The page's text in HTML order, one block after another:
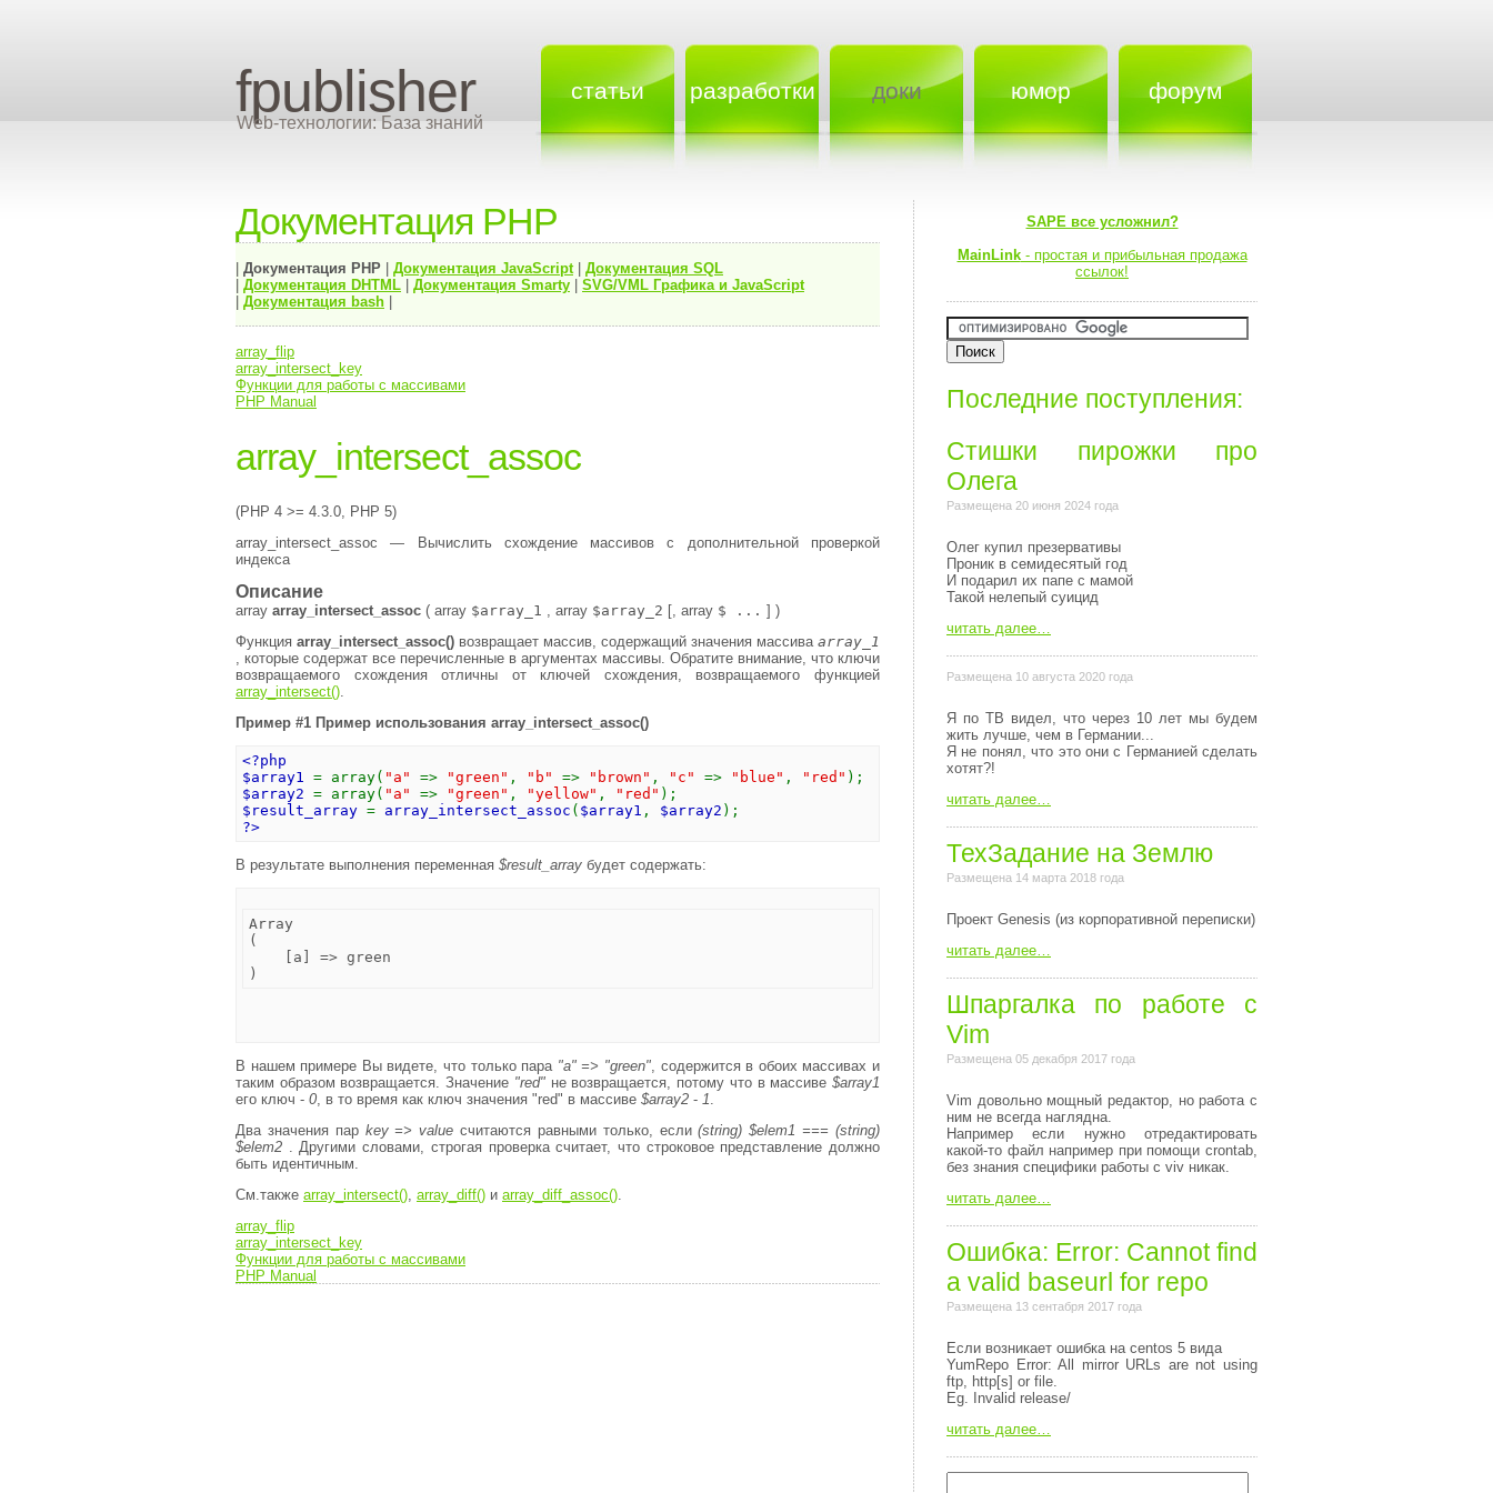
fpublisher
Web-технологии: База знаний
статьи разработки доки юмор форум
Документация PHP
Документация PHP Документация JavaScript| Документация SQL
Документация DHTML Документация Smarty
SVG/VML Графика и JavaScript
Документация bash
array_flip
array_intersect_key
Функции для работы с массивами
PHP Manual
array_intersect_assoc
(PHP 4 >= 4.3.0, PHP 5)
array_intersect_assoc — Вычислить схождение массивов с дополнительной проверкой
индекса
Описание
array array_intersect_assoc ( array $array_1 , array $array_2 [, array $ ... ] )
Функция array_intersect_assoc() возвращает массив, содержащий значения массива array_1
, которые содержат все перечисленные в аргументах массивы. Обратите внимание, что ключи
возвращаемого схождения отличны от ключей схождения, возвращаемого функцией
array_intersect().
Пример #1 Пример использования array_intersect_assoc()
<?php
$array1 = array( "a" => "green" , "b" => "brown" , "c" => "blue" , "red" );
$array2 = array( "a" => "green" , "yellow" , "red" );
$result_array = array_intersect_assoc ( $array1 , $array2 );
?>
В результате выполнения переменная $result_array будет содержать:
Array
(
    [a] => green
В нашем примере Вы видете, что только пара "a" => "green", содержится в обоих массивах и
таким образом возвращается. Значение "red"не возвращается, потому что в массиве$array1
его ключ - 0, в то время как ключ значения "red" в массиве $array2 - 1.
Два значения пар key => value считаются равными только, если(string) $elem1 === (string)
$elem2 . Другими словами, строгая проверка считает, что строковое представление должно
быть идентичным.
См.также array_intersect(), array_diff() и array_diff_assoc().
array_flip
array_intersect_key
Функции для работы с массивами
PHP Manual
SAPE все усложнил?
MainLink- простая и прибыльная продажа
ссылок!
Последние поступления:
Стишки пирожки про
Олега⁠⁠
Размещена 20 июня 2024 года
Олег купил презервативы
Проник в семидесятый год
И подарил их папе с мамой
Такой нелепый суицид
читать далее…
Размещена 10 августа 2020 года
Я по ТВ видел, что через 10 лет мы будем
жить лучше, чем в Германии...
Я не понял, что это они с Германией сделать
хотят?!
читать далее…
ТехЗадание на Землю
Размещена 14 марта 2018 года
Пpоект Genesis (из коpпоpативной пеpеписки)
читать далее…
Шпаргалка по работе с
Vim
Размещена 05 декабря 2017 года
Vim довольно мощный редактор, но работа с
ним не всегда наглядна.
Например если нужно отредактировать
какой-то файл например при помощи crontab,
без знания специфики работы с viv никак.
читать далее…
Ошибка: Error: Cannot find
a valid baseurl for repo
Размещена 13 сентабря 2017 года
Если возникает ошибка на centos 5 вида
YumRepo Error: All mirror URLs are not using
ftp, http[s] or file.
Eg. Invalid release/
читать далее…